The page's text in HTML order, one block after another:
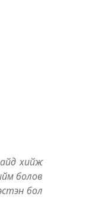
хийж
болов
бол